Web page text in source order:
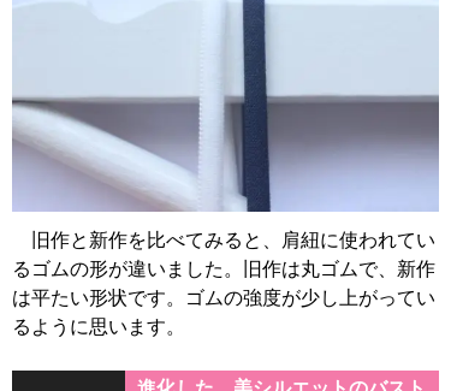
旧作と新作を比べてみると、肩紐に使われてい
るゴムの形が違いました。旧作は丸ゴムで、新作
は平たい形状です。ゴムの強度が少し上がってい
るように思います。